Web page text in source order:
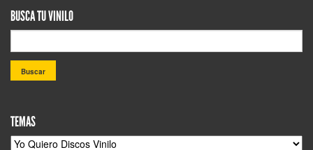
BUSCA TU VINILO
TEMAS
TEMAS